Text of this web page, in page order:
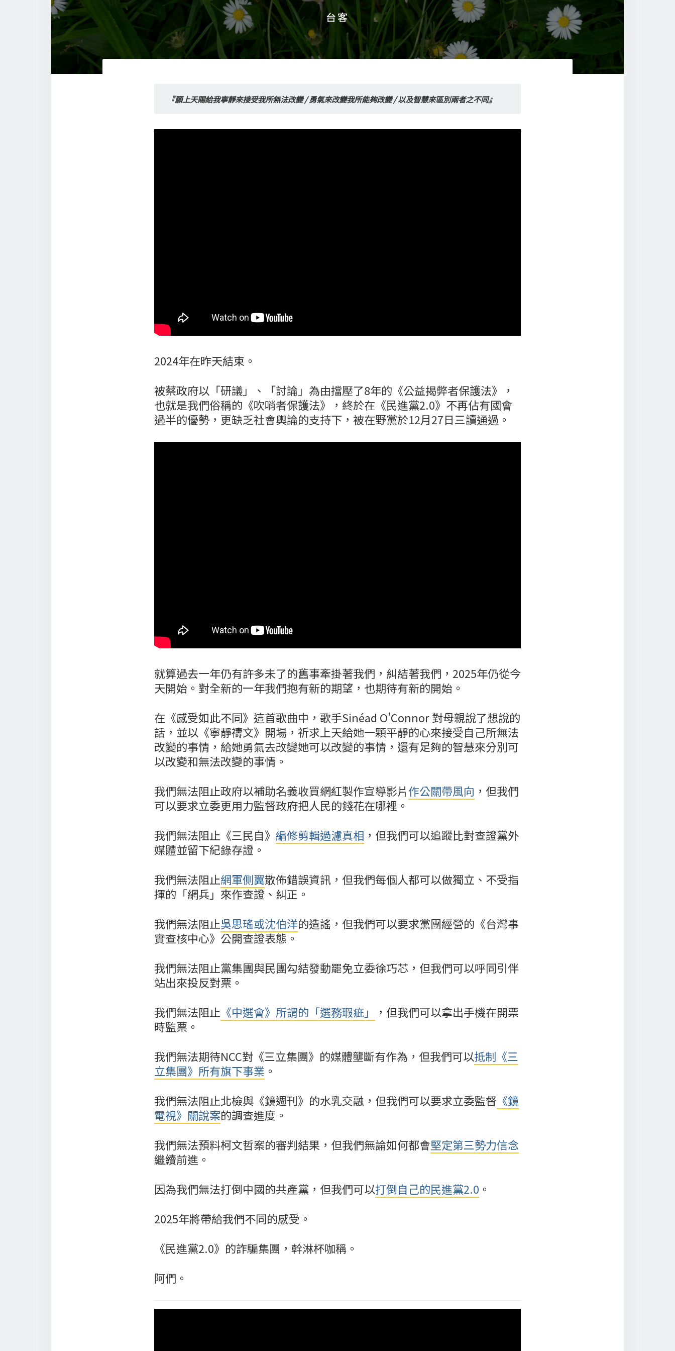
台客
台客
『願上天賜給我寧靜來接受我所無法改變 / 勇氣來改變我所能夠改變 / 以及智慧來區別兩者之不同』
2024年在昨天結束。
被蔡政府以「研議」、「討論」為由擋壓了8年的《公益揭弊者保護法》，
也就是我們俗稱的《吹哨者保護法》，終於在《民進黨2.0》不再佔有國會
過半的優勢，更缺乏社會輿論的支持下，被在野黨於12月27日三讀通過。
就算過去一年仍有許多未了的舊事牽掛著我們，糾結著我們，2025年仍從今
天開始。對全新的一年我們抱有新的期望，也期待有新的開始。
在《感受如此不同》這首歌曲中，歌手Sinéad O'Connor 對母親說了想說的
話，並以《寧靜禱文》開場，祈求上天給她一顆平靜的心來接受自己所無法
改變的事情，給她勇氣去改變她可以改變的事情，還有足夠的智慧來分別可
以改變和無法改變的事情。
我們無法阻止政府以補助名義收買網紅製作宣導影片作公關帶風向 ，但我們
可以要求立委更用力監督政府把人民的錢花在哪裡。
我們無法阻止《三民自》 編修剪輯過濾真相 ，但我們可以追蹤比對查證黨外
媒體並留下紀錄存證。
我們無法阻止網軍側翼散佈錯誤資訊，但我們每個人都可以做獨立、不受指
揮的「網兵」來作查證、糾正。
我們無法阻止吳思瑤或沈伯洋的造謠，但我們可以要求黨團經營的《台灣事
實查核中心》公開查證表態。
我們無法阻止黨集團與民團勾結發動罷免立委徐巧芯，但我們可以呼同引伴
站出來投反對票。
我們無法阻止 《中選會》所謂的「選務瑕疵」
，但我們可以拿出手機在開票
時監票。
我們無法期待NCC對《三立集團》的媒體壟斷有作為，但我們可以抵制《三
立集團》所有旗下事業 。
我們無法阻止北檢與《鏡週刊》的水乳交融，但我們可以要求立委監督 《鏡
電視》關說案的調查進度。
我們無法預料柯文哲案的審判結果，但我們無論如何都會堅定第三勢力信念
繼續前進。
因為我們無法打倒中國的共產黨，但我們可以打倒自己的民進黨2.0 。
2025年將帶給我們不同的感受。
《民進黨2.0》的詐騙集團，幹淋杯咖稱。
阿們。